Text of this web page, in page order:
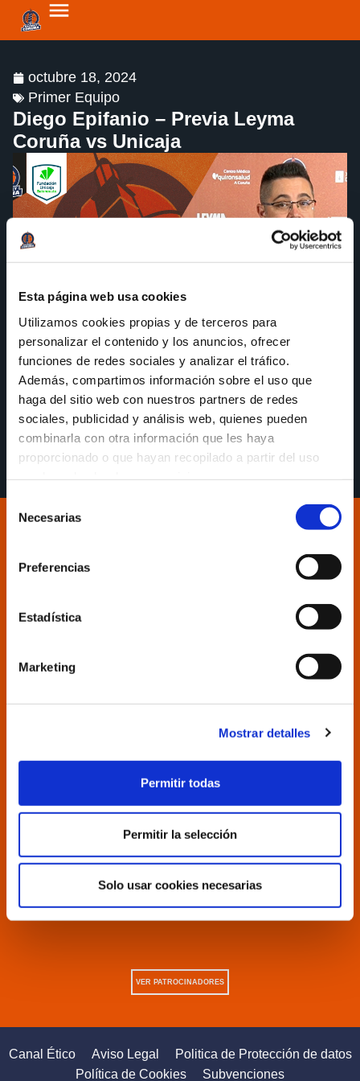
Esta página web usa cookies
Utilizamos cookies propias y de terceros para
personalizar el contenido y los anuncios, ofrecer
funciones de redes sociales y analizar el tráfico.
Además, compartimos información sobre el uso que
haga del sitio web con nuestros partners de redes
sociales, publicidad y análisis web, quienes pueden
combinarla con otra información que les haya
proporcionado o que hayan recopilado a partir del uso
Selección
Necesarias
Preferencias
Estadística
Marketing
Mostrar detalles
Permitir todas
Permitir la selección
Solo usar cookies necesarias
octubre 18, 2024
Primer Equipo
Diego Epifanio – Previa Leyma
Coruña vs Unicaja
Diego Epifanio: «Frente al mejor equipo de la liga
necesitamos competir el mayor tiempo posible con
el apoyo de nuestra afición»
VER PATROCINADORES
Canal Ético Aviso Legal
Politica de Protección de datos
Política de Cookies
Subvenciones